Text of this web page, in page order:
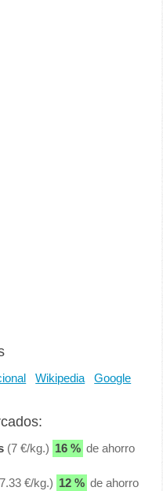
Wikipedia Google
(7 €/kg.) 16 % de ahorro
€/kg.) 12 % de ahorro